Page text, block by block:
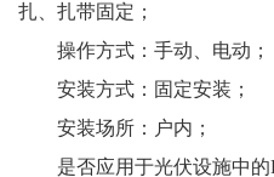
扎、扎带固定；
操作方式：手动、电动；
安装方式：固定安装；
安装场所：户内；
是否应用于光伏设施中的